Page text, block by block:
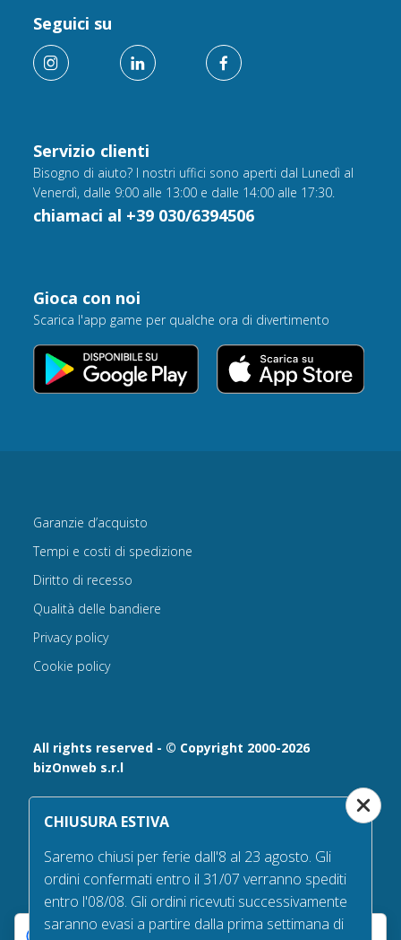
Servizio clienti
Bisogno di aiuto? I nostri uffici sono aperti dal Lunedì al
Venerdì, dalle 9:00 alle 13:00 e dalle 14:00 alle 17:30.
chiamaci al +39 030/6394506
Seguici su
Gioca con noi
Scarica l'app game per qualche ora di divertimento
All rights reserved - © Copyright 2000-2026
bizOnweb s.r.l
Via Fratelli Bandiera 18, 25122 - Brescia, Italia
P.IVA 02232630984 - Iscrizione presso la Camera di
n° REA 432569 Capitale sociale versato Euro 25.000,00.
Tel +39.030 6394506
PECbizonweb@mailcertiﬁcatapec.it
Garanzie d’acquisto
Tempi e costi di spedizione
Diritto di recesso
Qualità delle bandiere
Privacy policy
Cookie policy
CHIUSURA ESTIVA
Saremo chiusi per ferie dall'8 al 23 agosto. Gli
ordini confermati entro il 31/07 verranno spediti
entro l'08/08. Gli ordini ricevuti successivamente
saranno evasi a partire dalla prima settimana di
Le tue preferenze relative alla privacy